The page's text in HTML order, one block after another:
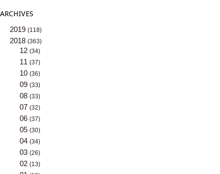
ARCHIVES
2019 (118)
2018 (363)
12 (34)
11 (37)
10 (36)
09 (33)
08 (33)
07 (32)
06 (37)
05 (30)
04 (34)
03 (26)
02 (13)